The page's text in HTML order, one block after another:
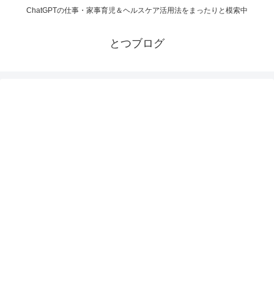
ChatGPTの仕事・家事育児＆ヘルスケア活用法をまったりと模索中
とつブログ